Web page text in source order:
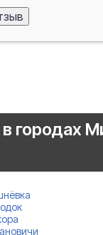
городах